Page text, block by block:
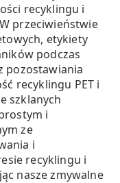
recyklingu i
przeciwieństwie
etykiety
podczas
pozostawiania
recyklingu PET i
szklanych
i
ze
i
recyklingu i
nasze zmywalne